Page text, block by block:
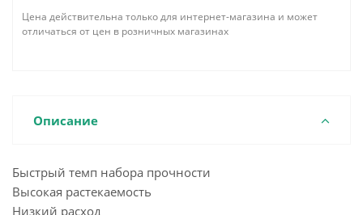
Цена действительна только для интернет-магазина и может
отличаться от цен в розничных магазинах
Описание
Быстрый темп набора прочности
Высокая растекаемость
Низкий расход